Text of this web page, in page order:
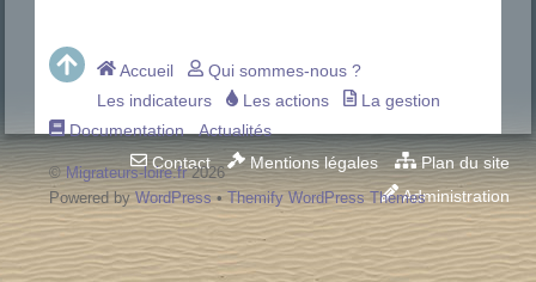
Accueil
Qui sommes-nous ?
Les indicateurs
Les actions
La gestion
Documentation
Actualités
©Migrateurs-loire.fr2026
Powered byWordPress•Themify WordPress Themes
Contact Mentions légales
Plan du site
Administration